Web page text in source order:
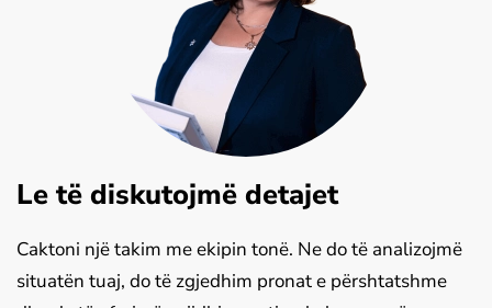
Le të diskutojmë detajet
Caktoni një takim me ekipin tonë. Ne do të analizojmë
situatën tuaj, do të zgjedhim pronat e përshtatshme